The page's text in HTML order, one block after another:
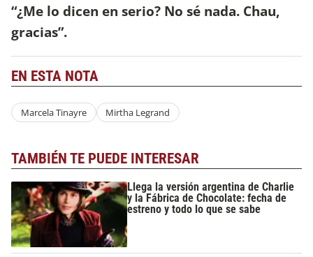
“¿Me lo dicen en serio? No sé nada. Chau,
gracias”.
EN ESTA NOTA
Marcela Tinayre Mirtha Legrand
TAMBIÉN TE PUEDE INTERESAR
Llega la versión argentina de Charlie
y la Fábrica de Chocolate: fecha de
estreno y todo lo que se sabe